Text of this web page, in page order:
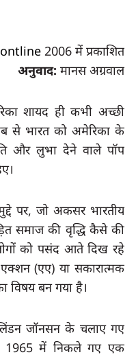
2006 में प्रकाशित
अनुवाद: मानस अग्रवाल
शायद ही कभी अच्छी
से भारत को अमेरिका के
और लुभा देने वाले पॉप
पर, जो अकसर भारतीय
समाज की वृद्धि कैसे की
को पसंद आते दिख रहे
(एए) या सकारात्मक
विषय बन गया है।
1965 में निकले गए एक